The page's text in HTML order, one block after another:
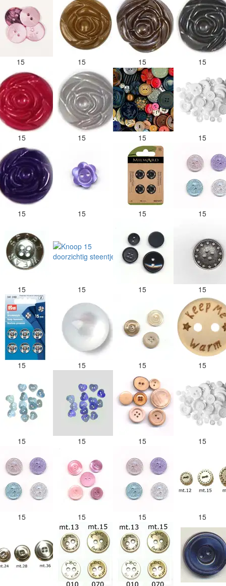
15 15 15 15
15 15 15 15
15 15 15 15
15 15 15 15
15 15 15 15
15 15 15 15
15 15 15 15